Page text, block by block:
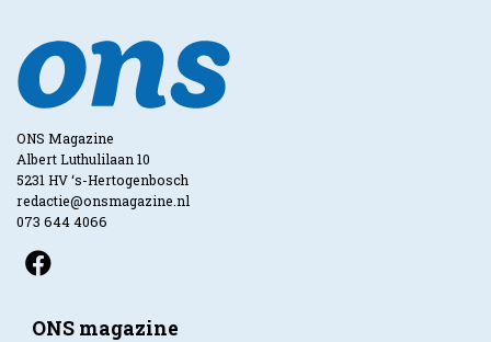
ONS Magazine
Albert Luthulilaan 10
5231 HV ‘s-Hertogenbosch
redactie@onsmagazine.nl
073 644 4066
ONS magazine